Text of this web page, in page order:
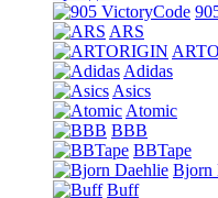
ARS
Adidas
Asics
Atomic
BBB
BBTape
Bjorn
Buff